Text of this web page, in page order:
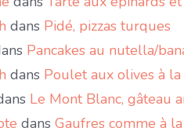
dans Pidé, pizzas turques
Pancakes au nutella/
dans Poulet aux olives à la
Le Mont Blanc, gâteau
dans Gaufres comme à